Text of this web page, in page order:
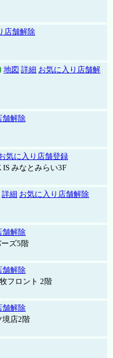
店舗解除
地図 詳細 お気に入り店舗解
舗解除
気に入り店舗登録
みなとみらい3F
詳細 お気に入り店舗解除
舗解除
ズ5階
舗解除
フロント 2階
舗解除
境店2階